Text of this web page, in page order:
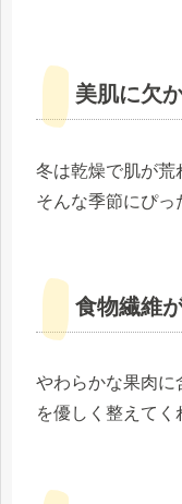
美肌に欠
冬は乾燥で肌が
そんな季節にぴっ
食物繊維
やわらかな果肉に
を優しく整えてく